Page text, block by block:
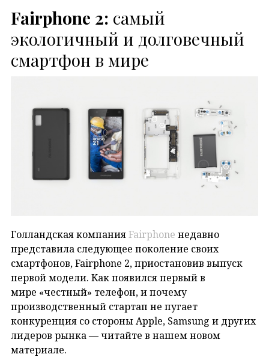
Fairphone 2: самый
экологичный и долговечный
смартфон в мире
Голландская компанияFairphone недавно
представила следующее поколение своих
смартфонов, Fairphone 2, приостановив выпуск
первой модели. Как появился первый в
мире «честный» телефон, и почему
производственный стартап не пугает
конкуренция со стороны Apple, Samsung и других
лидеров рынка — читайте в нашем новом
материале.